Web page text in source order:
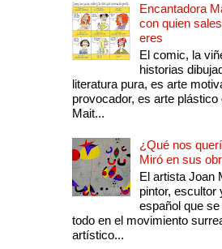
Encantadora
con quien
eres
El comic, la
historias
literatura pura, es arte
provocador, es arte plástico
Mait...
¿Qué nos
Miró en sus
El artista Joan
pintor, escultor
español que
todo en el movimiento
artístico...